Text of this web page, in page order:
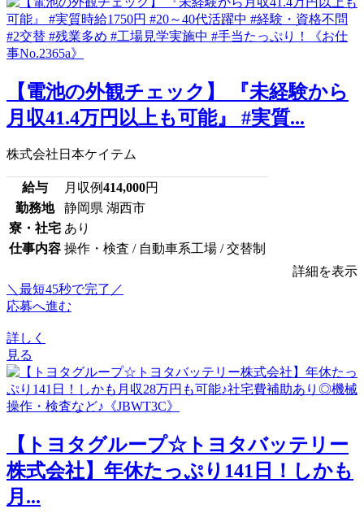
【電池の外観チェック】 『未経験から
月収41.4万円以上も可能』 #実質...
株式会社日本ケイテム
給与 月収例414,000円
勤務地
静岡県 湖西市
寮・社宅 あり
仕事内容 操作・検査 / 自動車系工場 / 交替制
詳細を表示
＼最短45秒で完了／
応募へ進む
詳しく
見る
【トヨタグループ☆トヨタバッテリー
株式会社】年休たっぷり141日！しかも
月...